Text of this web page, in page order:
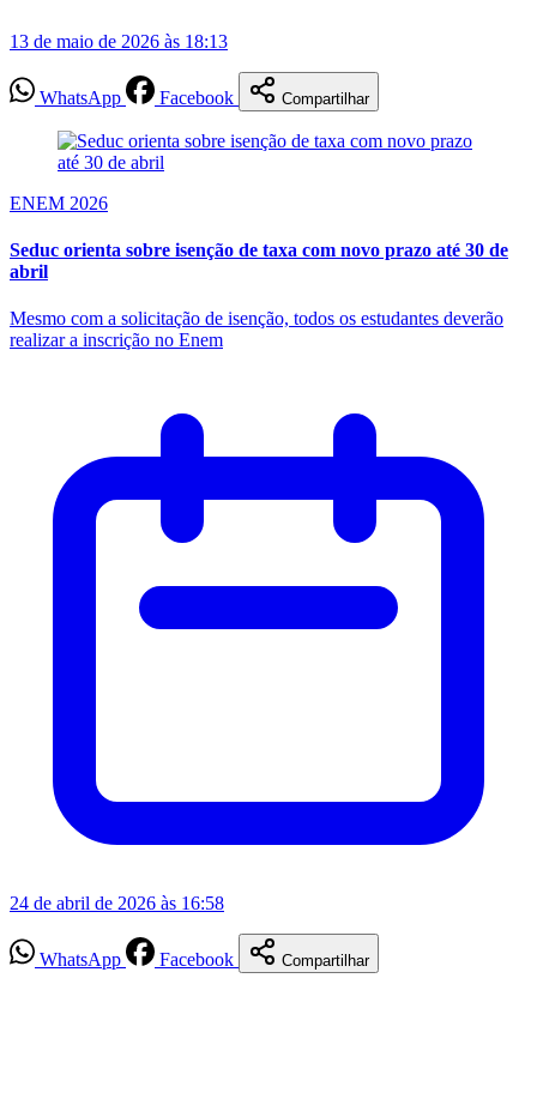
13 de maio de 2026 às 18:13
WhatsApp Facebook Compartilhar
ENEM 2026
Seduc orienta sobre isenção de taxa com novo prazo até 30 de
abril
Mesmo com a solicitação de isenção, todos os estudantes deverão
realizar a inscrição no Enem
24 de abril de 2026 às 16:58
WhatsApp Facebook Compartilhar